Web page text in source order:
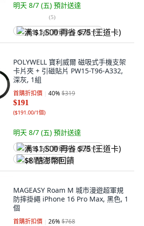
明天 8/7 (五) 預計送達
(5)
满 $1,500 再省 $75 (王道卡)
POLYWELL 寶利威爾 磁吸式手機支架
卡片夾 + 引磁貼片 PW15-T96-A332,
深灰, 1組
首購折扣價 40%$319
$191
($191.00/1個)
明天 8/7 (五) 預計送達
满 $1,500 再省 $75 (王道卡)
$8 酷澎幣回饋
MAGEASY Roam M 城市漫遊超軍規
防摔掛繩 iPhone 16 Pro Max, 黑色, 1
個
首購折扣價 26%$768